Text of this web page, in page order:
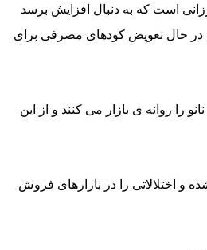
است که به دنبال افزایش برسد
در حال تعویض کودهای مصرفی برای
را روانه ی بازار می کنند و از این
و اختلالاتی را در بازارهای فروش